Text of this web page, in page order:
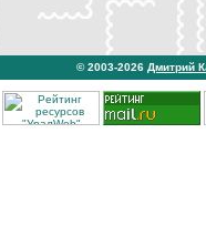
© 2003-2026 Дмитрий